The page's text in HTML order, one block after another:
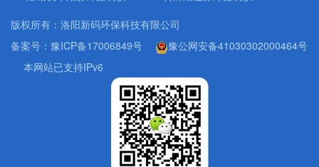
版权所有：洛阳新码环保科技有限公司
备案号： 豫ICP备17006849号
豫公网安备41030302000464号
本网站已支持IPv6